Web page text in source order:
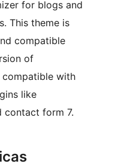
for blogs and
This theme is
compatible
of
compatible with
like
contact form 7.